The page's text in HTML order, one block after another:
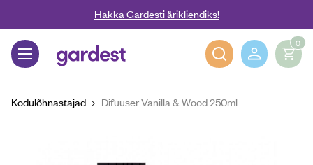
Liigu edasi põhisisu juurdeHakka Gardesti ärikliendiks!
Gardest
0
Kodulõhnastajad Difuuser Vanilla & Wood 250ml